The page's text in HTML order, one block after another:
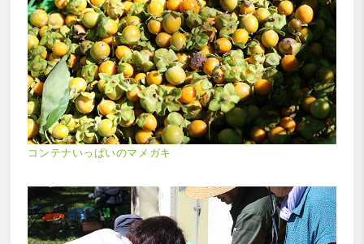
コンテナいっぱいのマメガキ